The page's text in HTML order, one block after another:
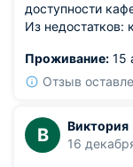
доступности
Из
Проживание: 15
Отзыв
В
Виктория
16